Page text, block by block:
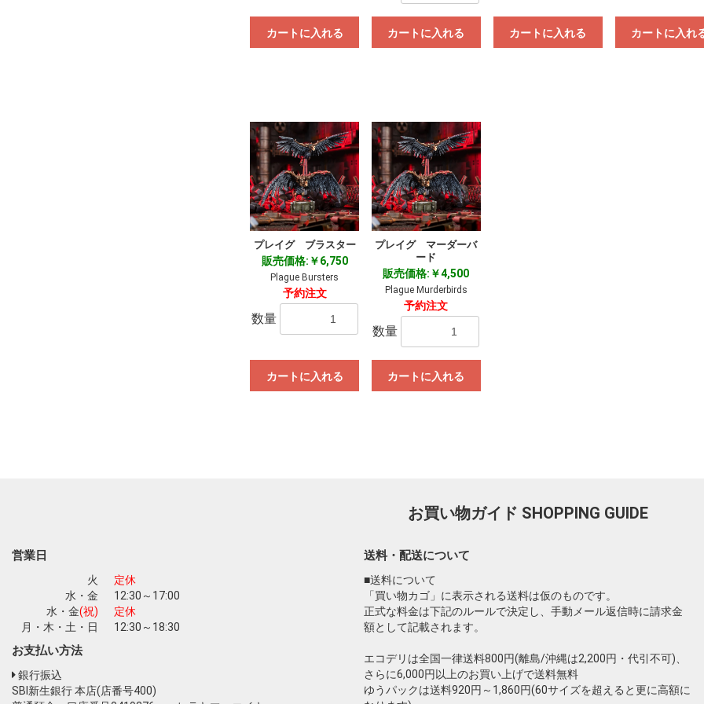
カートに入れる カートに入れる カートに入れる カートに入れ
プレイグ ブラスター
販売価格:￥6,750
Plague Bursters
予約注文
数量
カートに入れる
プレイグ マーダーバ
ード
販売価格:￥4,500
Plague Murderbirds
予約注文
数量
カートに入れる
お買い物ガイド SHOPPING GUIDE
営業日
火
定休
水・金
12:30～17:00
水・金(祝)
定休
月・木・土・日
12:30～18:30
お支払い方法
銀行振込
SBI新生銀行 本店(店番号400)
送料・配送について
■送料について
「買い物カゴ」に表示される送料は仮のものです。
正式な料金は下記のルールで決定し、手動メール返信時に請求金
額として記載されます。
エコデリは全国一律送料800円(離島/沖縄は2,200円・代引不可)、
さらに6,000円以上のお買い上げで送料無料
ゆうパックは送料920円～1,860円(60サイズを超えると更に高額に